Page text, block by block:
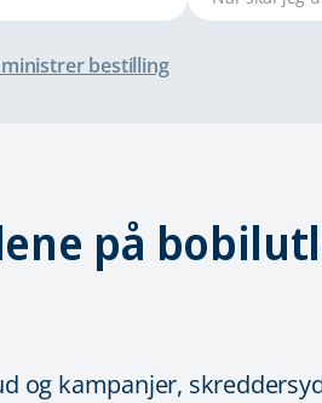
bestilling
på
og kampanjer,